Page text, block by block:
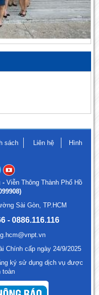
sách Liên hệ
Hình
- Viễn Thông Thành Phố Hồ
Sài Gòn, TP.HCM
- 0886.116.116
Chính cấp ngày 24/9/2025
ký sử dụng dịch vụ được
toàn